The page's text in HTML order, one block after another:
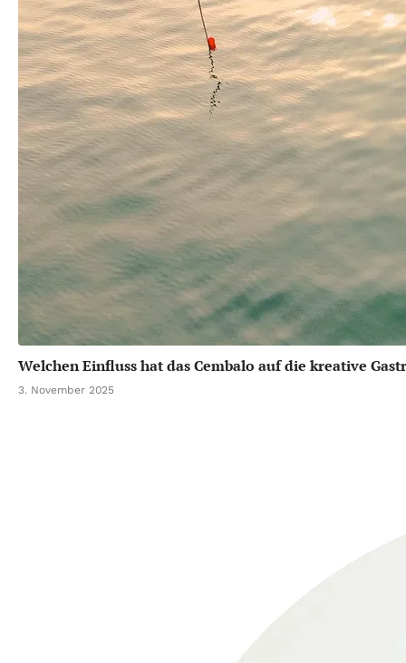
Welchen Einfluss hat das Cembalo auf die kreative
3. November 2025